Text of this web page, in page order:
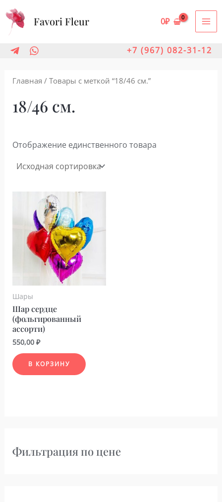
Перейти
содержимому
Favori Fleur 0₽
+7 (967) 082-31-12
Фильтрация по цене
Главная / Товары с меткой “18/46 см.”
18/46 см.
Отображение единственного товара
Шары
Шар сердце
(фольгированный
ассорти)
550,00 ₽
В КОРЗИНУ